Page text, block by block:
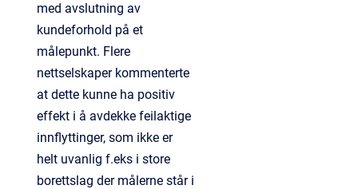
med avslutning av
kundeforhold på et
målepunkt. Flere
nettselskaper kommenterte
at dette kunne ha positiv
effekt i å avdekke feilaktige
innflyttinger, som ikke er
helt uvanlig f.eks i store
borettslag der målerne står i